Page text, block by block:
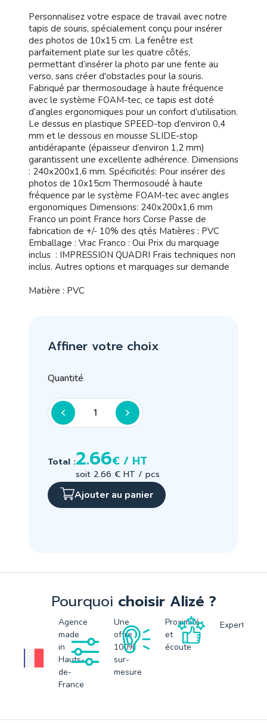
Personnalisez votre espace de travail avec notre
tapis de souris, spécialement conçu pour insérer
des photos de 10x15 cm. La fenêtre est
parfaitement plate sur les quatre côtés,
permettant d’insérer la photo par une fente au
verso, sans créer d'obstacles pour la souris.
Fabriqué par thermosoudage à haute fréquence
avec le système FOAM-tec, ce tapis est doté
d’angles ergonomiques pour un confort d’utilisation.
Le dessus en plastique SPEED-top d’environ 0,4
mm et le dessous en mousse SLIDE-stop
antidérapante (épaisseur d’environ 1,2 mm)
garantissent une excellente adhérence. Dimensions
: 240x200x1,6 mm. Spécificités: Pour insérer des
photos de 10x15cm Thermosoudé à haute
fréquence par le système FOAM-tec avec angles
ergonomiques Dimensions: 240x200x1,6 mm
Franco un point France hors Corse Passe de
fabrication de +/- 10% des qtés Matières : PVC
Emballage : Vrac Franco : Oui Prix du marquage
inclus : IMPRESSION QUADRI Frais techniques non
inclus. Autres options et marquages sur demande
Matière : PVC
Affiner votre choix
Quantité
Total :2.66€ / HT
soit 2.66 € HT / pcs
Ajouter au panier
Pourquoi choisir Alizé ?
Agence
made
in
Hauts-
de-
France
Une
offre
100%
sur-
mesure
Proximité
et
écoute
Expertise